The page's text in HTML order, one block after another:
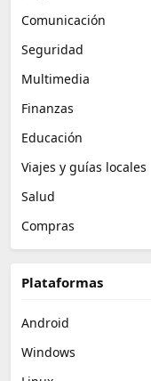
Comunicación
Seguridad
Multimedia
Finanzas
Educación
Viajes y guías locales
Salud
Compras
Plataformas
Android
Windows